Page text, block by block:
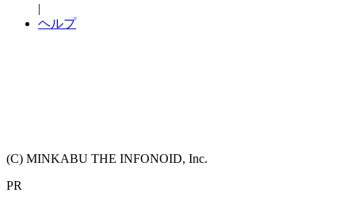
|
ヘルプ
(C) MINKABU THE INFONOID, Inc.
PR